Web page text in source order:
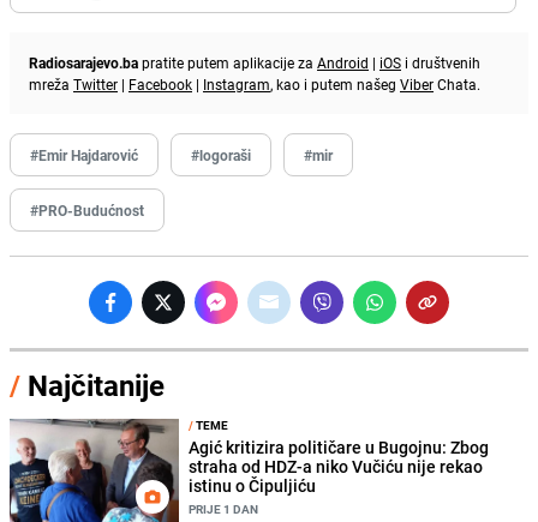
Radiosarajevo.bapratite putem aplikacije za Android | iOS i društvenih
mreža Twitter | Facebook | Instagram, kao i putem našeg ViberChata.
#Emir Hajdarović #logoraši #mir
#PRO-Budućnost
/ Najčitanije
/TEME
Agić kritizira političare u Bugojnu: Zbog
straha od HDZ-a niko Vučiću nije rekao
istinu o Čipuljiću
PRIJE 1 DAN